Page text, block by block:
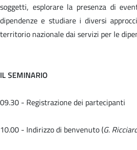
soggetti, esplorare la presenza di
dipendenze e studiare i diversi
territorio nazionale dai servizi per le
IL SEMINARIO
09.30 - Registrazione dei partecipanti
10.00 - Indirizzo di benvenuto (G.